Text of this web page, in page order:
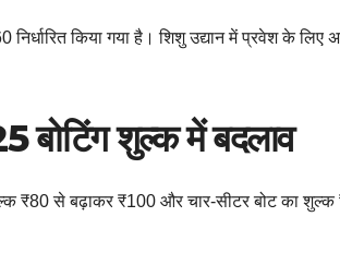
किया गया है। शिशु उद्यान में प्रवेश के लिए
बोटिंग शुल्क में बदलाव
₹80 से बढ़ाकर ₹100 और चार-सीटर बोट का